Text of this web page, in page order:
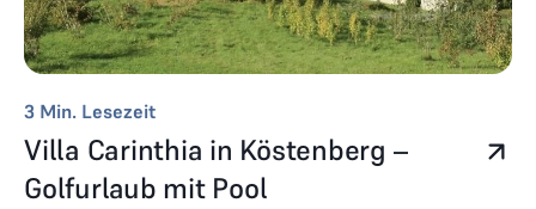
3 Min. Lesezeit
Villa Carinthia in Köstenberg –
Golfurlaub mit Pool